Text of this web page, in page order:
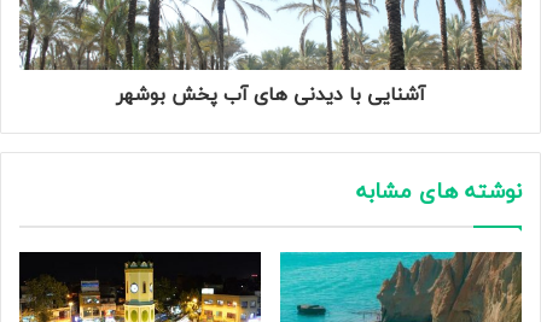
آشنایی با دیدنی های آب پخش بوشهر
نوشته های مشابه